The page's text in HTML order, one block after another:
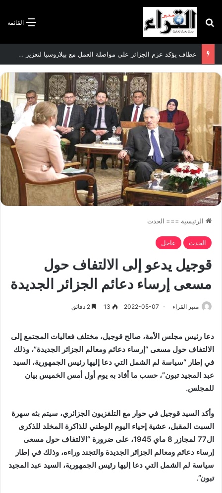
القائمة بحث عن
سعيود يشدد على إلزامية استكمال جميع عمليات تعويض متضرري حرائق الغابات قبل نهاية شهر أوت
الرئيسية === الحدث
الحدث عاجل
قوجيل يدعو إلى الالتفاف حول
مسعى إرساء دعائم الجزائر الجديدة
منبر القراء 2022-05-07
13
دعا رئيس مجلس الأمة، صالح قوجيل، مختلف فعاليات المجتمع إلى
الالتفاف حول مسعى “إرساء دعائم ومعالم الجزائر الجديدة”، وذلك
في إطار “سياسة لم الشمل التي دعا إليها رئيس الجمهورية، السيد
عبد المجيد تبون”، حسب ما أفاد به يوم أول أمس الخميس بيان
للمجلس.
وأكد السيد قوجيل في حوار مع التلفزيون الجزائري، سيتم بثه سهرة
السبت المقبل، عشية إحياء اليوم الوطني للذاكرة المخلد للذكرى
ال77 لمجازر 8 ماي 1945، على ضرورة “الالتفاف حول مسعى
إرساء دعائم ومعالم الجزائر الجديدة والتجند وراءه، وذلك في إطار
سياسة لم الشمل التي دعا إليها رئيس الجمهورية، السيد عبد المجيد
تبون”.